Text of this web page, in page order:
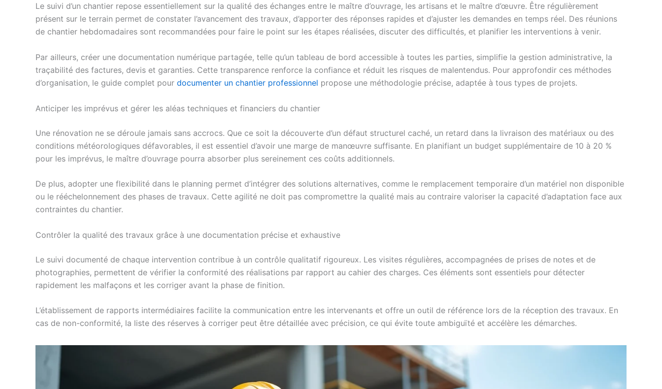
Le suivi d’un chantier repose essentiellement sur la qualité des échanges entre le maître d’ouvrage, les artisans et le maître d’œuvre. Être régulièrement
présent sur le terrain permet de constater l’avancement des travaux, d’apporter des réponses rapides et d’ajuster les demandes en temps réel. Des réunions
de chantier hebdomadaires sont recommandées pour faire le point sur les étapes réalisées, discuter des difficultés, et planifier les interventions à venir.
Par ailleurs, créer une documentation numérique partagée, telle qu’un tableau de bord accessible à toutes les parties, simplifie la gestion administrative, la
traçabilité des factures, devis et garanties. Cette transparence renforce la confiance et réduit les risques de malentendus. Pour approfondir ces méthodes
d’organisation, le guide complet pour documenter un chantier professionnel propose une méthodologie précise, adaptée à tous types de projets.
Anticiper les imprévus et gérer les aléas techniques et financiers du chantier
Une rénovation ne se déroule jamais sans accrocs. Que ce soit la découverte d’un défaut structurel caché, un retard dans la livraison des matériaux ou des
conditions météorologiques défavorables, il est essentiel d’avoir une marge de manœuvre suffisante. En planifiant un budget supplémentaire de 10 à 20 %
pour les imprévus, le maître d’ouvrage pourra absorber plus sereinement ces coûts additionnels.
De plus, adopter une flexibilité dans le planning permet d’intégrer des solutions alternatives, comme le remplacement temporaire d’un matériel non disponible
ou le rééchelonnement des phases de travaux. Cette agilité ne doit pas compromettre la qualité mais au contraire valoriser la capacité d’adaptation face aux
contraintes du chantier.
Contrôler la qualité des travaux grâce à une documentation précise et exhaustive
Le suivi documenté de chaque intervention contribue à un contrôle qualitatif rigoureux. Les visites régulières, accompagnées de prises de notes et de
photographies, permettent de vérifier la conformité des réalisations par rapport au cahier des charges. Ces éléments sont essentiels pour détecter
rapidement les malfaçons et les corriger avant la phase de finition.
L’établissement de rapports intermédiaires facilite la communication entre les intervenants et offre un outil de référence lors de la réception des travaux. En
cas de non-conformité, la liste des réserves à corriger peut être détaillée avec précision, ce qui évite toute ambiguïté et accélère les démarches.